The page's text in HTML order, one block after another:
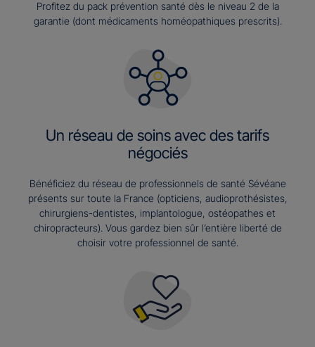
Profitez du pack prévention santé dès le niveau 2 de la
garantie (dont médicaments homéopathiques prescrits).
Un réseau de soins avec des tarifs
négociés
Bénéficiez du réseau de professionnels de santé Sévéane
présents sur toute la France (opticiens, audioprothésistes,
chirurgiens-dentistes, implantologue, ostéopathes et
chiropracteurs). Vous gardez bien sûr l’entière liberté de
choisir votre professionnel de santé.